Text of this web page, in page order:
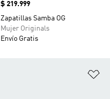
Precio
$ 219.999
Zapatillas Samba OG
Mujer Originals
Envío Gratis